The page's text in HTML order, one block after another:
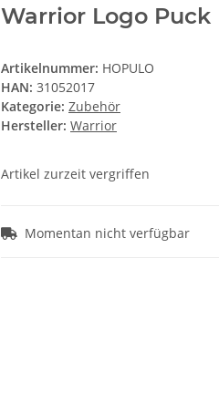
Warrior Logo Puck
Artikelnummer: HOPULO
HAN: 31052017
Kategorie: Zubehör
Hersteller: Warrior
Artikel zurzeit vergriffen
Momentan nicht verfügbar